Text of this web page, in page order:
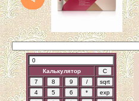
Калькулятор